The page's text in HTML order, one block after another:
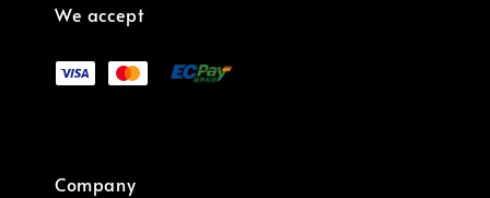
We accept
Company